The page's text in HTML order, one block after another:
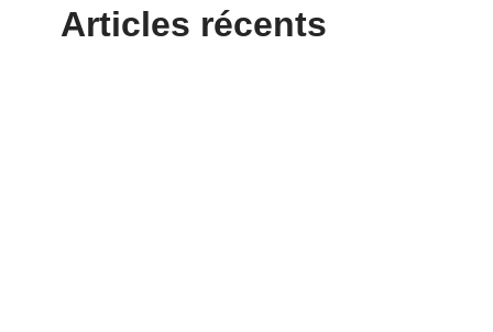
Articles récents